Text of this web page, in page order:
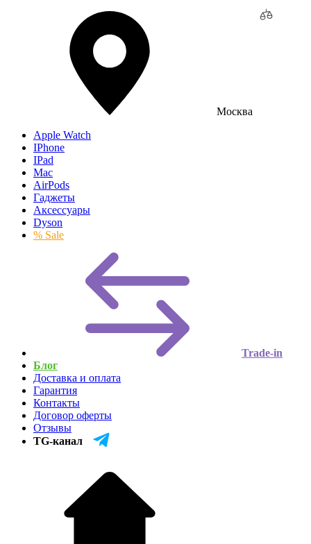
Москва
Apple Watch
IPhone
IPad
Mac
AirPods
Гаджеты
Аксессуары
Dyson
% Sale
Trade-in
Блог
Доставка и оплата
Гарантия
Контакты
Договор оферты
Отзывы
TG-канал